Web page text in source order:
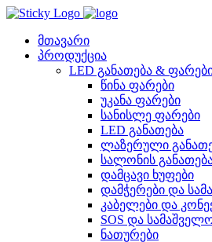
Skip
contentმთავარი
პროდუქცია
LED განათება &
წინა ფარები
უკანა ფარები
სანისლე ფარები
LED განათება
ლაზერული
სალონის
დამცავი ხუფები
დამჭერები და
კაბელები და
SOS და
ნათურები